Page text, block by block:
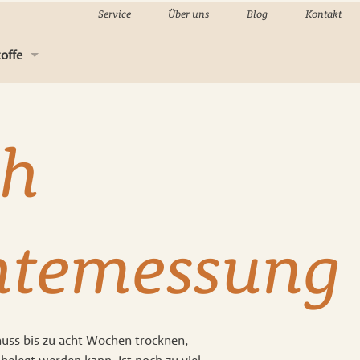
Holzpflege & Kleber
Service Über uns Blog Kontakt
bis zu acht Wochen trocknen,